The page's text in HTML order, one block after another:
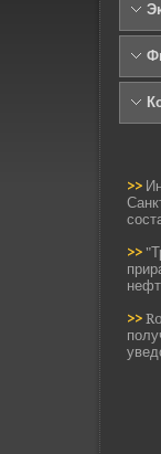
>>
>>
>>